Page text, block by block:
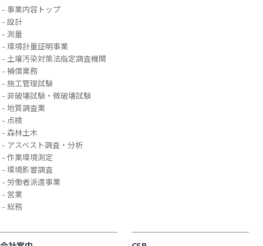
事業内容トップ
設計
測量
環境計量証明事業
土壌汚染対策法指定調査機関
補償業務
施工管理試験
非破壊試験・微破壊試験
地質調査業
点検
森林土木
アスベスト調査・分析
作業環境測定
環境影響調査
労働者派遣事業
営業
総務